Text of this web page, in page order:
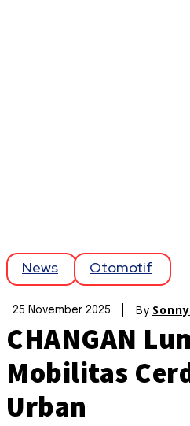
News Otomotif
25 November 2025 By
CHANGAN
Mobilitas
Urban